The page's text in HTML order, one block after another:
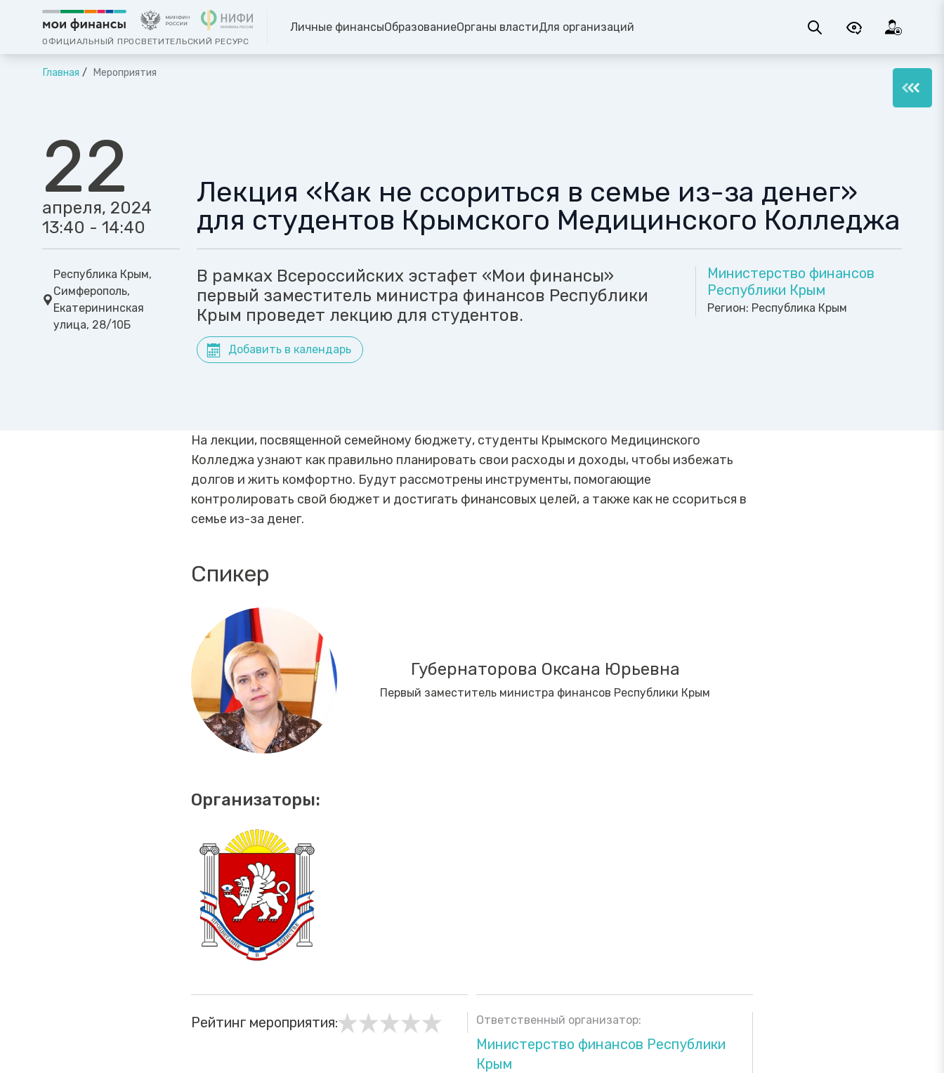
ОФИЦИАЛЬНЫЙ ПРОСВЕТИТЕЛЬСКИЙ РЕСУРС
Личные финансыОбразованиеОрганы властиДля организаций
Главная Мероприятия
22
апреля, 2024
13:40 - 14:40
Республика Крым,
Симферополь,
Екатерининская
улица, 28/10Б
Лекция «Как не ссориться в семье из-за денег»
для студентов Крымского Медицинского Колледжа
В рамках Всероссийских эстафет «Мои финансы»
первый заместитель министра финансов Республики
Крым проведет лекцию для студентов.
Добавить в календарь
Министерство финансов
Республики Крым
Регион: Республика Крым
На лекции, посвященной семейному бюджету, студенты Крымского Медицинского
Колледжа узнают как правильно планировать свои расходы и доходы, чтобы избежать
долгов и жить комфортно. Будут рассмотрены инструменты, помогающие
контролировать свой бюджет и достигать финансовых целей, а также как не ссориться в
семье из-за денег.
Спикер
Губернаторова Оксана Юрьевна
Первый заместитель министра финансов Республики Крым
Организаторы:
Рейтинг мероприятия: Ответственный организатор:
Министерство финансов Республики
Крым